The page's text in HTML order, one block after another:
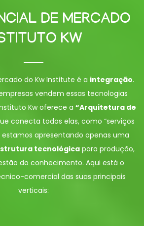
DE MERCADO
KW
do Kw Institute é a integração.
vendem essas tecnologias
Kw oferece a “Arquitetura de
conecta todas elas, como “serviços
estamos apresentando apenas uma
tecnológicapara produção,
do conhecimento. Aqui está o
comercial das suas principais
verticais: